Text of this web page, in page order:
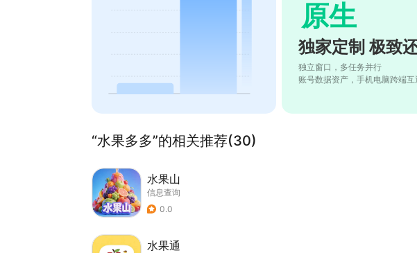
原生
独家定制 极致
独立窗口，多任务并行
账号数据资产，手机电脑跨端互
“水果多多”的相关推荐(30)
水果山
信息查询
0.0
水果通